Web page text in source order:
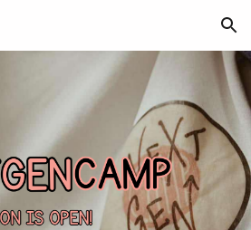
Skip to navigation